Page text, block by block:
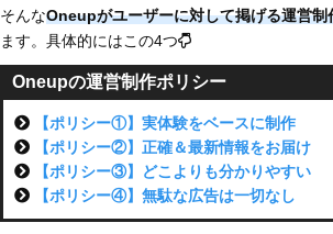
そんなOneupがユーザーに対して掲げる運営制
ます。具体的にはこの4つ
Oneupの運営制作ポリシー
【ポリシー①】実体験をベースに制作
【ポリシー②】正確＆最新情報をお届け
【ポリシー③】どこよりも分かりやすい
【ポリシー④】無駄な広告は一切なし